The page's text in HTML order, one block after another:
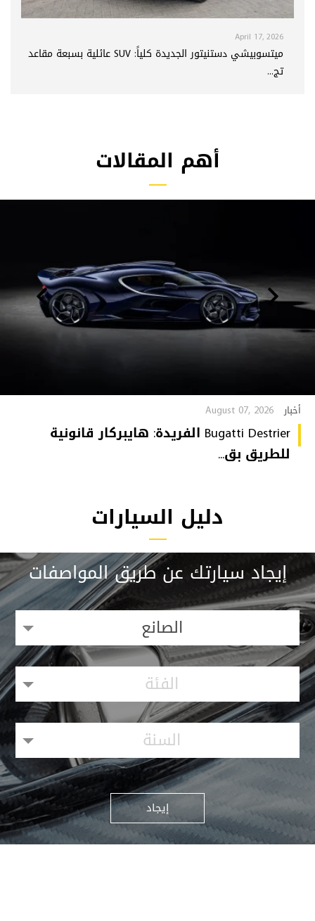
April 17, 2026
ميتسوبيشي دستنيتور الجديدة كلياً: SUV عائلية بسبعة مقاعد
تج...
أهم المقالات
أخبار August 07, 2026
Bugatti Destrier الفريدة: هايبركار قانونية
للطريق بق...
دليل السيارات
إيجاد سيارتك عن طريق المواصفات
الصانع
الفئة
السنة
إيجاد